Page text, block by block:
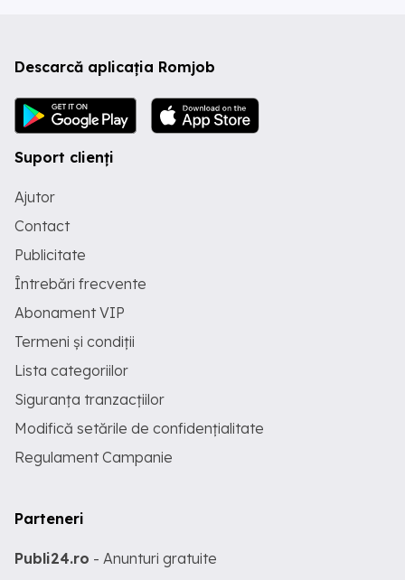
Descarcă aplicația Romjob
Suport clienți
Ajutor
Contact
Publicitate
Întrebări frecvente
Abonament VIP
Termeni și condiții
Lista categoriilor
Siguranța tranzacțiilor
Modifică setările de confidențialitate
Regulament Campanie
Parteneri
Publi24.ro - Anunturi gratuite